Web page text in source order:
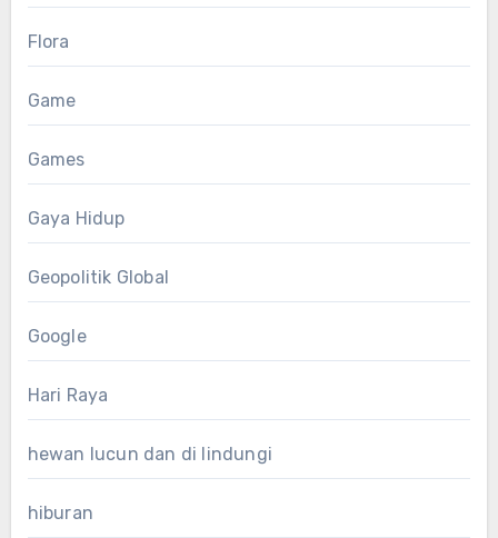
Flora
Game
Games
Gaya Hidup
Geopolitik Global
Google
Hari Raya
hewan lucun dan di lindungi
hiburan